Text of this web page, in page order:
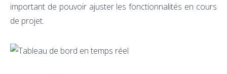
important de pouvoir ajuster les fonctionnalités en cours
de projet.